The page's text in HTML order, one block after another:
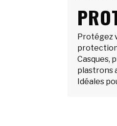
Protégez
Casques,
plastrons
Idéales